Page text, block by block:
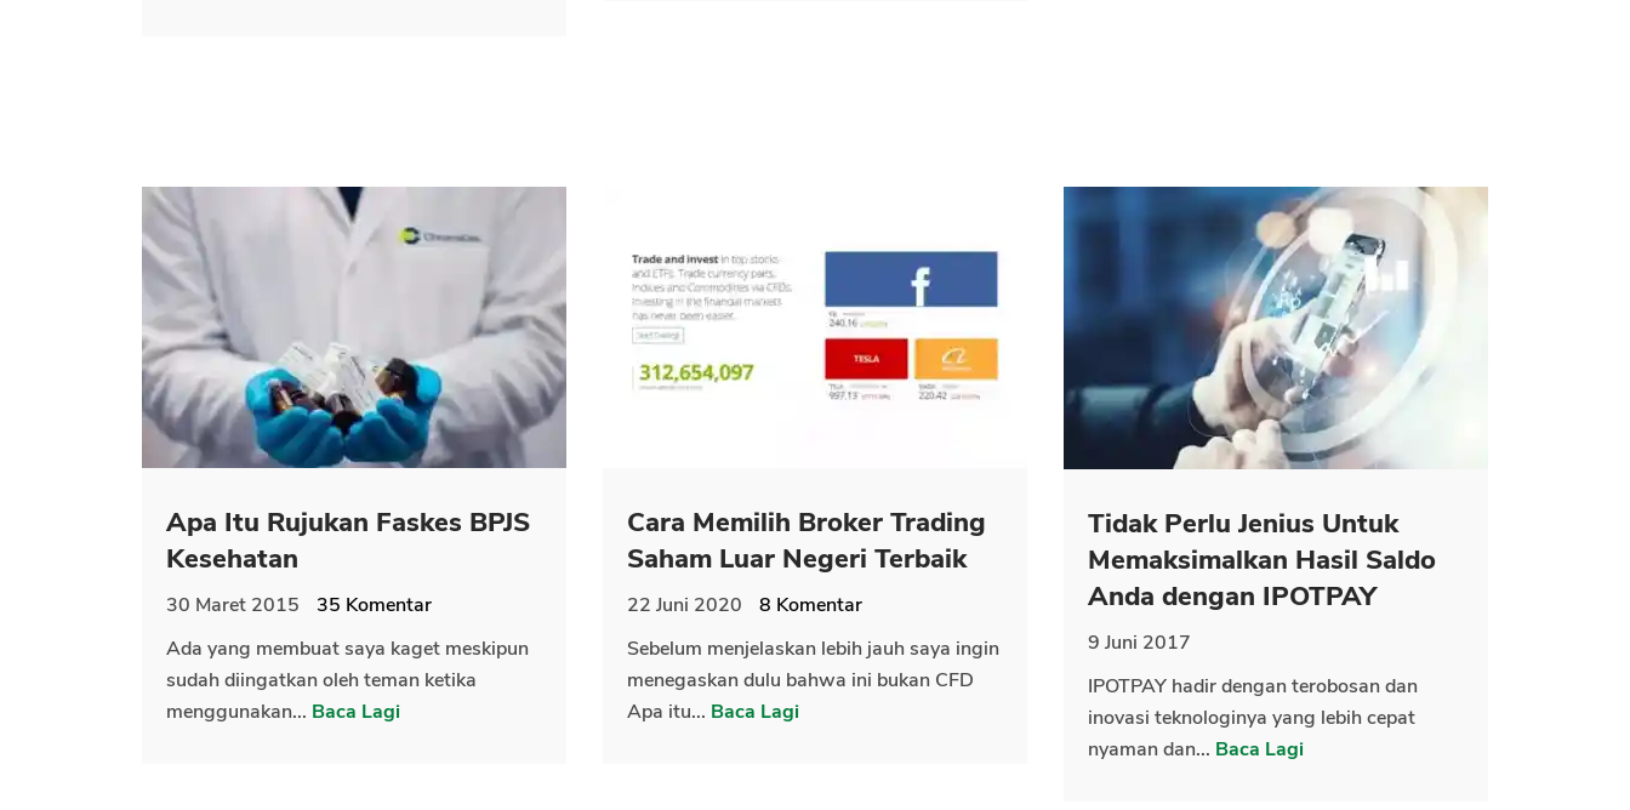
Apa Itu Rujukan Faskes BPJS
Kesehatan
30 Maret 2015 35 Komentar
Ada yang membuat saya kaget meskipun
sudah diingatkan oleh teman ketika
menggunakan... Baca Lagi
Cara Memilih Broker Trading
Saham Luar Negeri Terbaik
22 Juni 2020 8 Komentar
Sebelum menjelaskan lebih jauh saya ingin
menegaskan dulu bahwa ini bukan CFD
Apa itu... Baca Lagi
Tidak Perlu Jenius Untuk
Memaksimalkan Hasil Saldo
Anda dengan IPOTPAY
9 Juni 2017
IPOTPAY hadir dengan terobosan dan
inovasi teknologinya yang lebih cepat
nyaman dan... Baca Lagi